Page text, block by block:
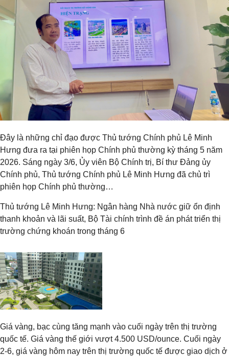
Đây là những chỉ đạo được Thủ tướng Chính phủ Lê Minh
Hưng đưa ra tại phiên họp Chính phủ thường kỳ tháng 5 năm
2026. Sáng ngày 3/6, Ủy viên Bộ Chính trị, Bí thư Đảng ủy
Chính phủ, Thủ tướng Chính phủ Lê Minh Hưng đã chủ trì
phiên họp Chính phủ thường…
Thủ tướng Lê Minh Hưng: Ngân hàng Nhà nước giữ ổn định
thanh khoản và lãi suất, Bộ Tài chính trình đề án phát triển thị
trường chứng khoán trong tháng 6
Giá vàng, bạc cùng tăng mạnh vào cuối ngày trên thị trường
quốc tế. Giá vàng thế giới vượt 4.500 USD/ounce. Cuối ngày
2-6, giá vàng hôm nay trên thị trường quốc tế được giao dịch ở